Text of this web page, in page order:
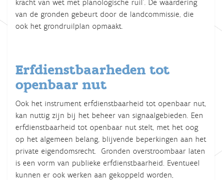
kracht van wet met planologische ruil’. De waardering
van de gronden gebeurt door de landcommissie, die
ook het grondruilplan opmaakt.
Erfdienstbaarheden tot
openbaar nut
Ook het instrument erfdienstbaarheid tot openbaar nut,
kan nuttig zijn bij het beheer van signaalgebieden. Een
erfdienstbaarheid tot openbaar nut stelt, met het oog
op het algemeen belang, blijvende beperkingen aan het
private eigendomsrecht. Gronden overstroombaar laten
is een vorm van publieke erfdienstbaarheid. Eventueel
kunnen er ook werken aan gekoppeld worden,